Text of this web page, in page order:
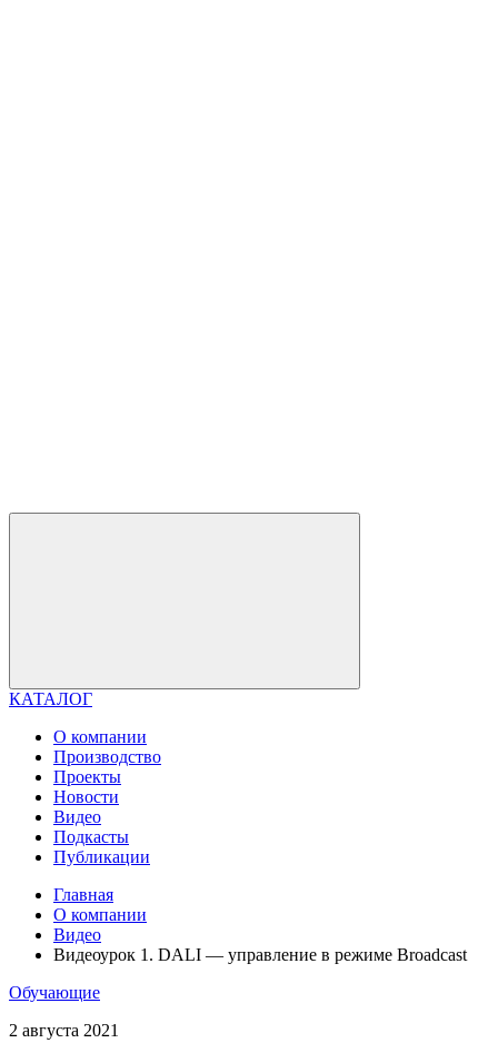
КАТАЛОГ
О компании
Производство
Проекты
Новости
Видео
Подкасты
Публикации
Главная
О компании
Видео
Видеоурок 1. DALI — управление в режиме Broadcast
Обучающие
2 августа 2021